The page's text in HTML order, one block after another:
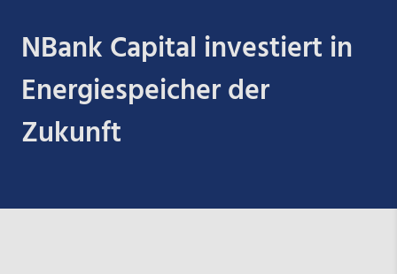
NBank Capital investiert in
Energiespeicher der
Zukunft